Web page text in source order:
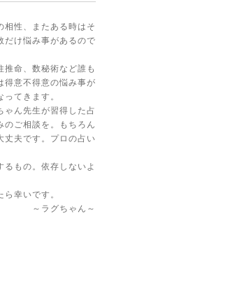
相性、またある時はそ
だけ悩み事があるので
命、数秘術など誰も
得意不得意の悩み事が
てきます。
ゃん先生が習得した占
のご相談を。もちろん
丈夫です。プロの占い
もの。依存しないよ
幸いです。
～ラグちゃん～